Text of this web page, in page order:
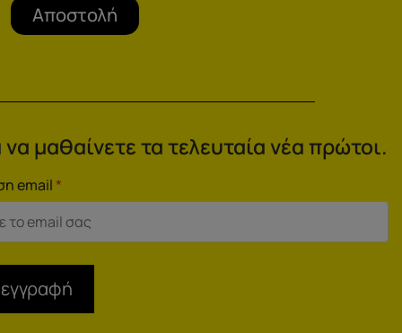
Αποστολή
μαθαίνετε τα τελευταία νέα πρώτοι.
email*